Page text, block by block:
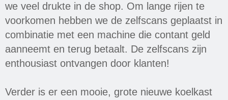
we veel drukte in de shop. Om lange rijen te
voorkomen hebben we de zelfscans geplaatst in
combinatie met een machine die contant geld
aanneemt en terug betaalt. De zelfscans zijn
enthousiast ontvangen door klanten!
Verder is er een mooie, grote nieuwe koelkast